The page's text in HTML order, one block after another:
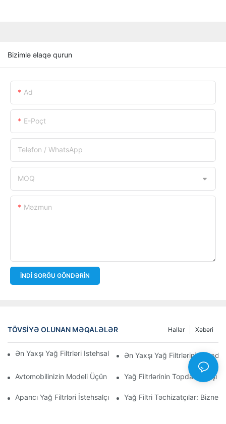
Bizimlə əlaqə qurun
Ad
E-Poçt
Telefon / WhatsApp
MOQ
Məzmun
İNDI SORĞU GÖNDƏRIN
TÖVSIYƏ OLUNAN MƏQALƏLƏR Xəbəri
Hallar
Ən Yaxşı Yağ Filtrləri Istehsal Edən Şirkətlər: Hərtərəfli Baxış
Ən Yaxşı Yağ Filtrlərinin
Avtomobilinizin Modeli Üçün Düzgün Yağ Filtrinin Seçilməsi:
Yağ Filtrlərinin Topdan Satışı
Aparıcı Yağ Filtrləri İstehsalçılarına Və Onların İnnovasiyalarına
Yağ Filtri Təchizatçılar: